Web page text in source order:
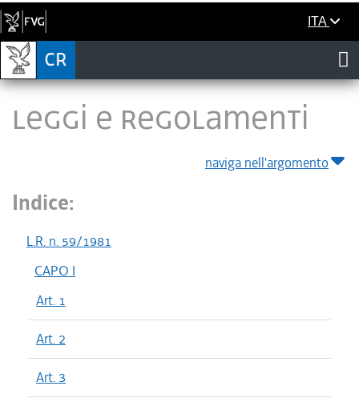
ITA
LEGGI E REGOLAMENTI
naviga nell'argomento
Indice:
L.R. n. 59/1981
CAPO I
Art. 1
Art. 2
Art. 3